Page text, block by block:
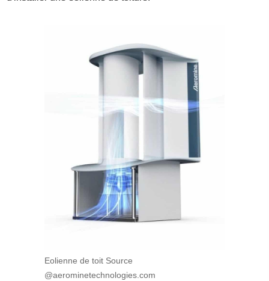
Eolienne de toit Source
@aerominetechnologies.com